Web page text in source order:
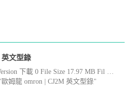
文型錄
下載 0 File Size 17.97 MB Fil …
歐姆龍 omron | CJ2M 英文型錄"